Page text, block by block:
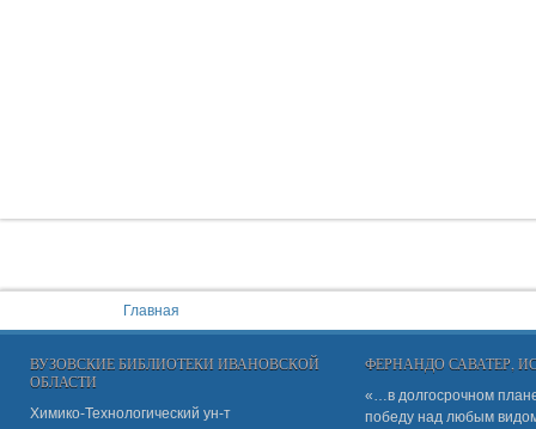
Главная
ВУЗОВСКИЕ БИБЛИОТЕКИ ИВАНОВСКОЙ
ОБЛАСТИ
Химико-Технологический ун-т
ФЕРНАНДО САВАТЕР,
«…в долгосрочном
победу над любым